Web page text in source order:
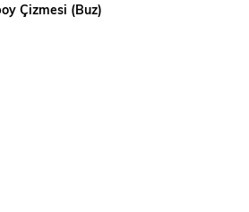
Çizmesi (Buz)